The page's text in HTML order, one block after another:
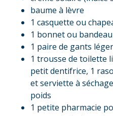
baume à lèvre
1 casquette ou
1 bonnet ou bandeau
1 paire de gants
1 trousse de toilette
petit dentifrice, 1
et serviette à
poids
1 petite pharmacie